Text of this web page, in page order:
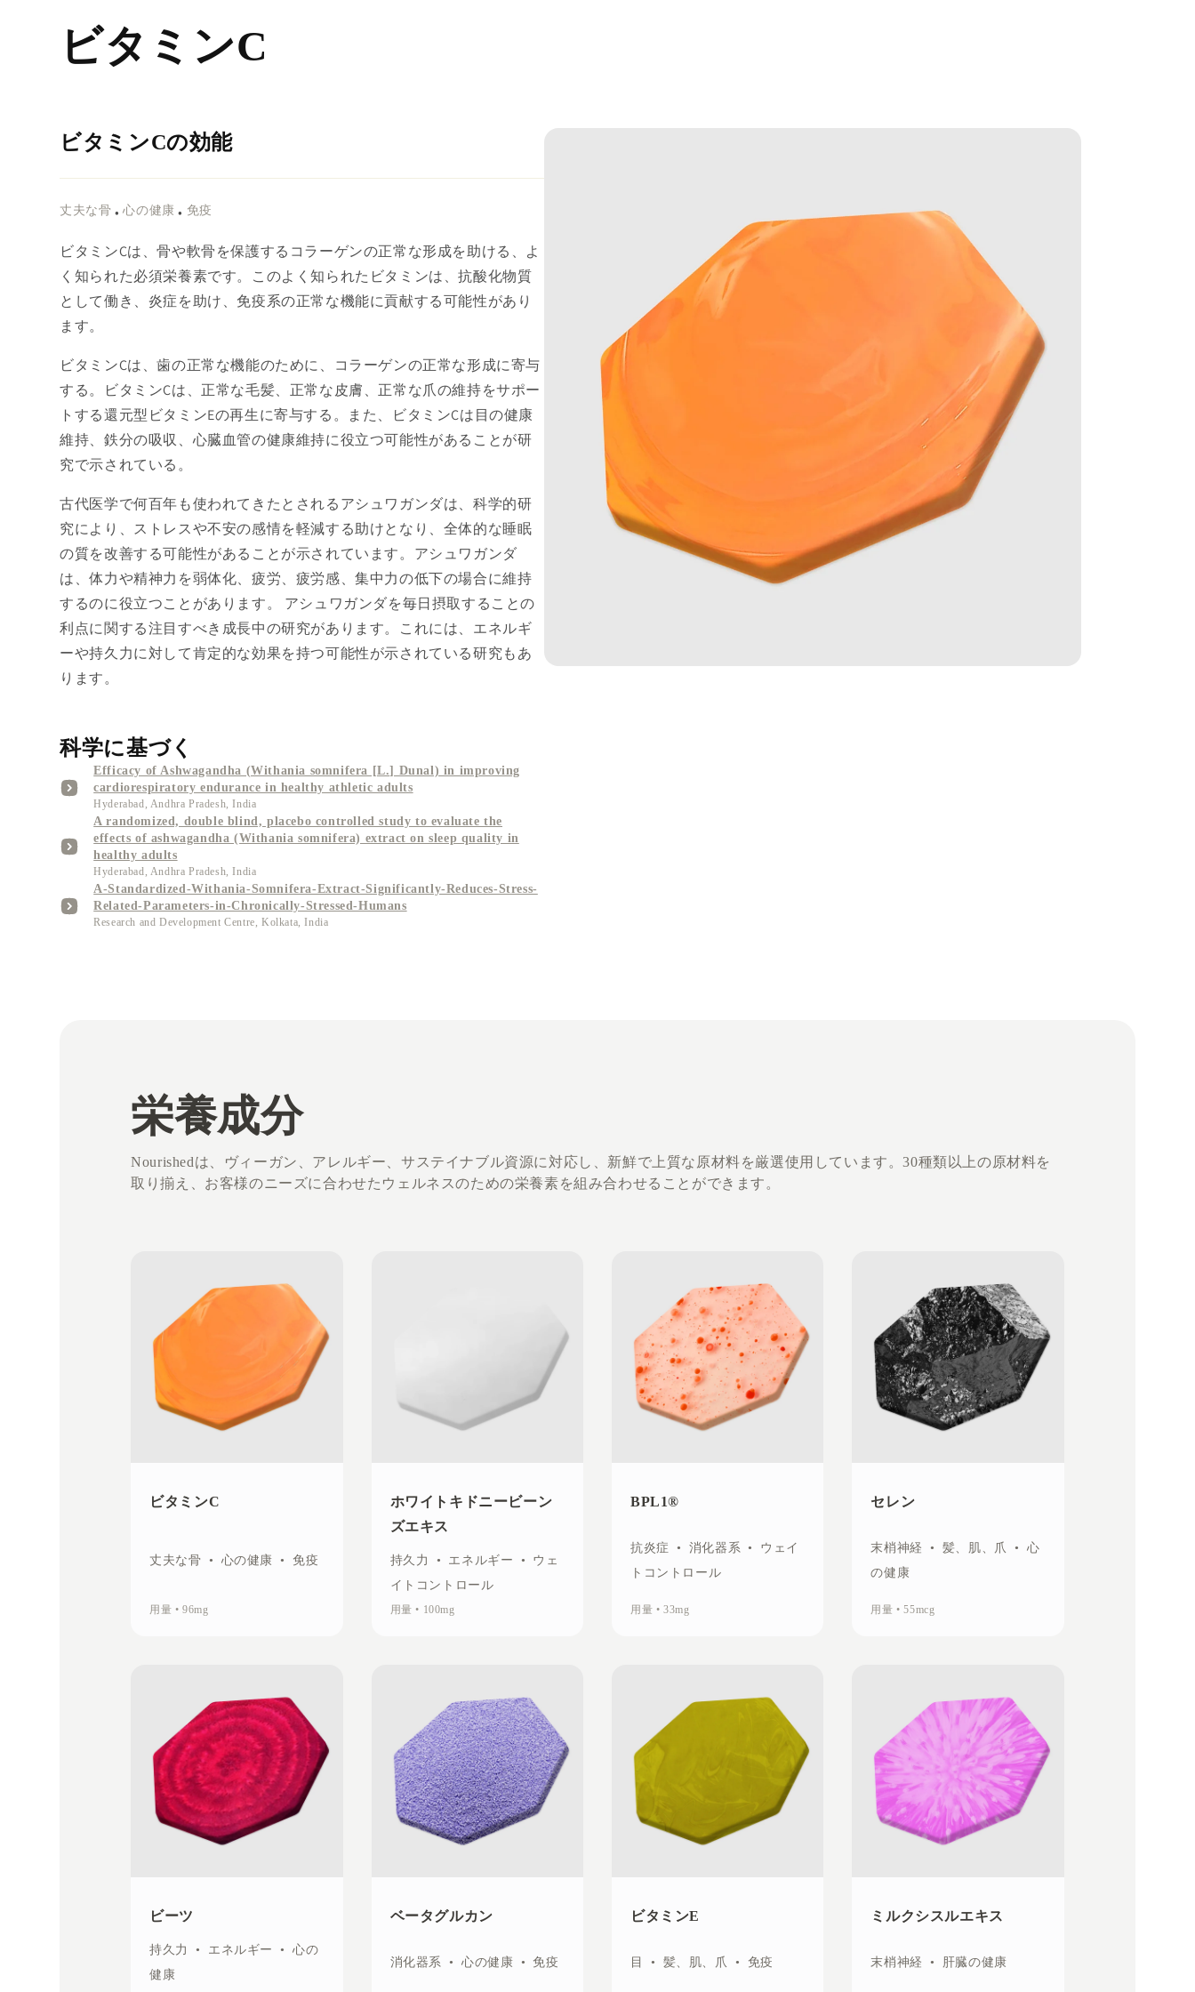
ビタミンC
ビタミンCの効能
丈夫な骨 •心の健康 • 免疫
ビタミンCは、骨や軟骨を保護するコラーゲンの正常な形成を助ける、よ
く知られた必須栄養素です。このよく知られたビタミンは、抗酸化物質
として働き、炎症を助け、免疫系の正常な機能に貢献する可能性があり
ます。
ビタミンCは、歯の正常な機能のために、コラーゲンの正常な形成に寄与
する。ビタミンCは、正常な毛髪、正常な皮膚、正常な爪の維持をサポー
トする還元型ビタミンEの再生に寄与する。また、ビタミンCは目の健康
維持、鉄分の吸収、心臓血管の健康維持に役立つ可能性があることが研
究で示されている。
古代医学で何百年も使われてきたとされるアシュワガンダは、科学的研
究により、ストレスや不安の感情を軽減する助けとなり、全体的な睡眠
の質を改善する可能性があることが示されています。アシュワガンダ
は、体力や精神力を弱体化、疲労、疲労感、集中力の低下の場合に維持
するのに役立つことがあります。 アシュワガンダを毎日摂取することの
利点に関する注目すべき成長中の研究があります。これには、エネルギ
ーや持久力に対して肯定的な効果を持つ可能性が示されている研究もあ
ります。
科学に基づく
Efficacy of Ashwagandha (Withania somnifera [L.] Dunal) in improving
cardiorespiratory endurance in healthy athletic adults
Hyderabad, Andhra Pradesh, India
A randomized, double blind, placebo controlled study to evaluate the
effects of ashwagandha (Withania somnifera) extract on sleep quality in
healthy adults
Hyderabad, Andhra Pradesh, India
A-Standardized-Withania-Somnifera-Extract-Significantly-Reduces-Stress-
Related-Parameters-in-Chronically-Stressed-Humans
Research and Development Centre, Kolkata, India
栄養成分
Nourishedは、ヴィーガン、アレルギー、サステイナブル資源に対応し、新鮮で上質な原材料を厳選使用しています。30種類以上の原材料を
取り揃え、お客様のニーズに合わせたウェルネスのための栄養素を組み合わせることができます。
ビタミンC
丈夫な骨 • 心の健康 • 免疫
用量 •96mg
ホワイトキドニービーン
ズエキス
持久力 • エネルギー •
ウェ
イトコントロール
用量 • 100mg
BPL1®
抗炎症 • 消化器系 •
ウェイ
トコントロール
用量 • 33mg
セレン
末梢神経 • 髪、肌、爪 •
心
の健康
用量 •55mcg
ビーツ
持久力 • エネルギー •
心の
健康
ベータグルカン
消化器系 • 心の健康 • 免疫
ビタミンE
目 • 髪、肌、爪 • 免疫
ミルクシスルエキス
末梢神経 • 肝臓の健康